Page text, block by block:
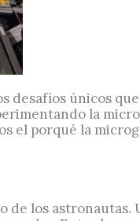
desafíos únicos
la
el porqué la
los astronautas.